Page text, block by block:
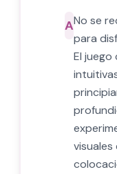
ANo se
para
El